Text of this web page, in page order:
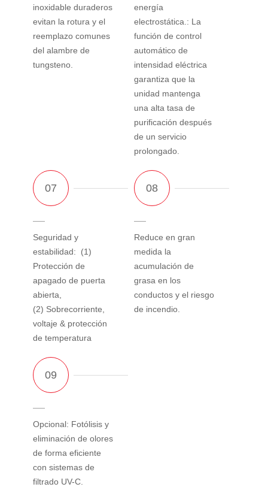
inoxidable duraderos
evitan la rotura y el
reemplazo comunes
del alambre de
tungsteno.
energía
electrostática.: La
función de control
automático de
intensidad eléctrica
garantiza que la
unidad mantenga
una alta tasa de
purificación después
de un servicio
prolongado.
Seguridad y
estabilidad: (1)
Protección de
apagado de puerta
abierta,
(2) Sobrecorriente,
voltaje & protección
de temperatura
Reduce en gran
medida la
acumulación de
grasa en los
conductos y el riesgo
de incendio.
Opcional: Fotólisis y
eliminación de olores
de forma eficiente
con sistemas de
filtrado UV-C.